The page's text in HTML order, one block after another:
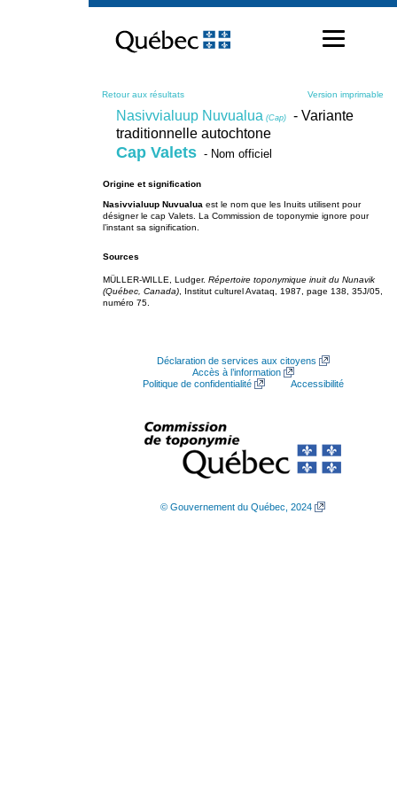
contenu
Retour aux résultats Version imprimable
Nasivvialuup Nuvualua (Cap)
- Variante
traditionnelle autochtone
Cap Valets - Nom officiel
Origine et signification
Nasivvialuup Nuvualua est le nom que les Inuits utilisent pour
désigner le cap Valets. La Commission de toponymie ignore pour
l’instant sa signification.
Sources
MÜLLER-WILLE, Ludger. Répertoire toponymique inuit du Nunavik
(Québec, Canada) , Institut culturel Avataq, 1987, page 138, 35J/05,
numéro 75.
Déclaration de services aux citoyens
Accès à l’information
Politique de confidentialité
Accessibilité
© Gouvernement du Québec, 2024